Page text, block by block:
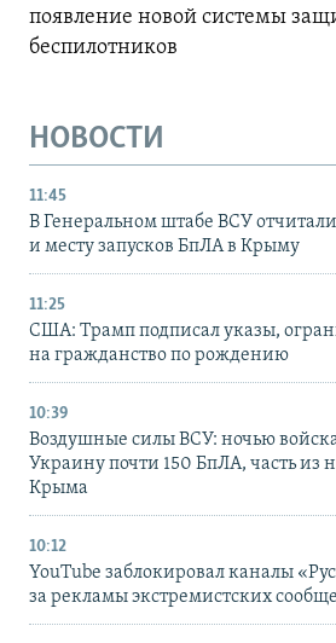
появление новой системы
беспилотников
НОВОСТИ
11:45
В Генеральном штабе ВСУ
и месту запусков БпЛА в Крыму
11:25
США: Трамп подписал указы,
на гражданство по рождению
10:39
Воздушные силы ВСУ: ночью
Украину почти 150 БпЛА, часть из
Крыма
10:12
YouTube заблокировал каналы
за рекламы экстремистских